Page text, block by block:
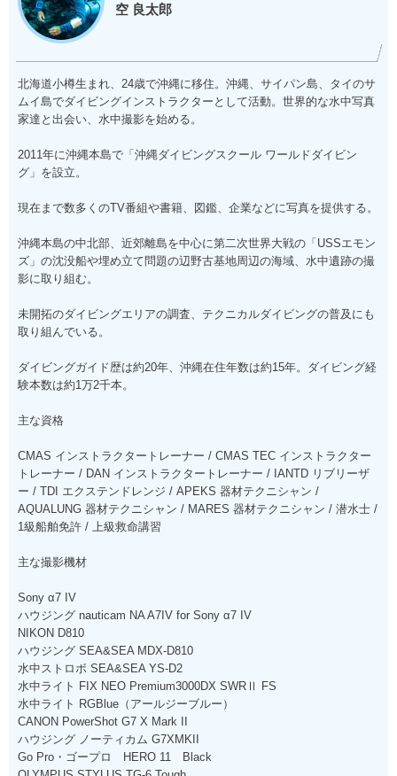
空 良太郎
北海道小樽生まれ、24歳で沖縄に移住。沖縄、サイパン島、タイのサ
ムイ島でダイビングインストラクターとして活動。世界的な水中写真
家達と出会い、水中撮影を始める。
2011年に沖縄本島で「沖縄ダイビングスクール ワールドダイビン
グ」を設立。
現在まで数多くのTV番組や書籍、図鑑、企業などに写真を提供する。
沖縄本島の中北部、近郊離島を中心に第二次世界大戦の「USSエモン
ズ」の沈没船や埋め立て問題の辺野古基地周辺の海域、水中遺跡の撮
影に取り組む。
未開拓のダイビングエリアの調査、テクニカルダイビングの普及にも
取り組んでいる。
ダイビングガイド歴は約20年、沖縄在住年数は約15年。ダイビング経
験本数は約1万2千本。
主な資格
CMAS インストラクタートレーナー / CMAS TEC インストラクター
トレーナー / DAN インストラクタートレーナー / IANTD リブリーザ
ー / TDI エクステンドレンジ / APEKS 器材テクニシャン /
AQUALUNG 器材テクニシャン / MARES 器材テクニシャン / 潜水士 /
1級船舶免許 / 上級救命講習
主な撮影機材
Sony α7 IV
ハウジング nauticam NA A7IV for Sony α7 IV
NIKON D810
ハウジング SEA&SEA MDX-D810
水中ストロボ SEA&SEA YS-D2
水中ライト FIX NEO Premium3000DX SWRⅡ FS
水中ライト RGBlue（アールジーブルー）
CANON PowerShot G7 X Mark II
ハウジング ノーティカム G7XMKII
Go Pro・ゴープロ HERO 11 Black